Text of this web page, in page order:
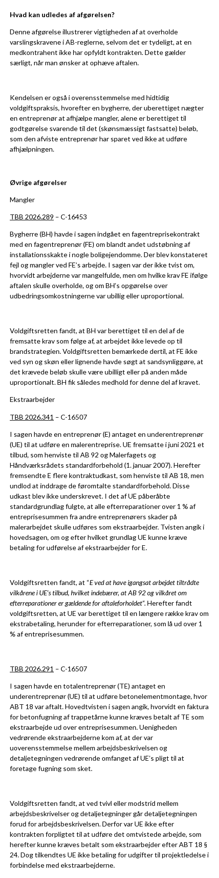
Hvad kan udledes af afgørelsen?
Denne afgørelse illustrerer vigtigheden af at overholde
varslingskravene i AB-reglerne, selvom det er tydeligt, at en
medkontrahent ikke har opfyldt kontrakten. Dette gælder
særligt, når man ønsker at ophæve aftalen.
Kendelsen er også i overensstemmelse med hidtidig
voldgiftspraksis, hvorefter en bygherre, der uberettiget nægter
en entreprenør at afhjælpe mangler, alene er berettiget til
godtgørelse svarende til det (skønsmæssigt fastsatte) beløb,
som den afviste entreprenør har sparet ved ikke at udføre
afhjælpningen.
Øvrige afgørelser
Mangler
TBB 2026.289 – C-16453
Bygherre (BH) havde i sagen indgået en fagentreprisekontrakt
med en fagentreprenør (FE) om blandt andet udstøbning af
installationsskakte i nogle boligejendomme. Der blev konstateret
fejl og mangler ved FE’s arbejde. I sagen var der ikke tvist om,
hvorvidt arbejderne var mangelfulde, men om hvilke krav FE ifølge
aftalen skulle overholde, og om BH’s opgørelse over
udbedringsomkostningerne var ubillig eller uproportional.
Voldgiftsretten fandt, at BH var berettiget til en del af de
fremsatte krav som følge af, at arbejdet ikke levede op til
brandstrategien. Voldgiftsretten bemærkede dertil, at FE ikke
ved syn og skøn eller lignende havde søgt at sandsynliggøre, at
det krævede beløb skulle være ubilligt eller på anden måde
uproportionalt. BH fik således medhold for denne del af kravet.
Ekstraarbejder
TBB 2026.341 – C-16507
I sagen havde en entreprenør (E) antaget en underentreprenør
(UE) til at udføre en malerentreprise. UE fremsatte i juni 2021 et
tilbud, som henviste til AB 92 og Malerfagets og
Håndværksrådets standardforbehold (1. januar 2007). Herefter
fremsendte E flere kontraktudkast, som henviste til AB 18, men
undlod at inddrage de føromtalte standardforbehold. Disse
udkast blev ikke underskrevet. I det af UE påberåbte
standardgrundlag fulgte, at alle efterreparationer over 1 % af
entreprisesummen fra andre entreprenørers skader på
malerarbejdet skulle udføres som ekstraarbejder. Tvisten angik i
hovedsagen, om og efter hvilket grundlag UE kunne kræve
betaling for udførelse af ekstraarbejder for E.
Voldgiftsretten fandt, at “E ved at have igangsat arbejdet tiltrådte
vilkårene i UE’s tilbud, hvilket indebærer, at AB 92 og vilkåret om
efterreparationer er gældende for aftaleforholdet“. Herefter fandt
voldgiftsretten, at UE var berettiget til en længere række krav om
ekstrabetaling, herunder for efterreparationer, som lå ud over 1
% af entreprisesummen.
TBB 2026.291 – C-16507
I sagen havde en totalentreprenør (TE) antaget en
underentreprenør (UE) til at udføre betonelementmontage, hvor
ABT 18 var aftalt. Hovedtvisten i sagen angik, hvorvidt en faktura
for betonfugning af trappetårne kunne kræves betalt af TE som
ekstraarbejde ud over entreprisesummen. Uenigheden
vedrørende ekstraarbejderne kom af, at der var
uoverensstemmelse mellem arbejdsbeskrivelsen og
detaljetegningen vedrørende omfanget af UE’s pligt til at
foretage fugning som sket.
Voldgiftsretten fandt, at ved tvivl eller modstrid mellem
arbejdsbeskrivelser og detaljetegninger går detaljetegningen
forud for arbejdsbeskrivelsen. Derfor var UE ikke efter
kontrakten forpligtet til at udføre det omtvistede arbejde, som
herefter kunne kræves betalt som ekstraarbejder efter ABT 18 §
24. Dog tilkendtes UE ikke betaling for udgifter til projektledelse i
forbindelse med ekstraarbejderne.